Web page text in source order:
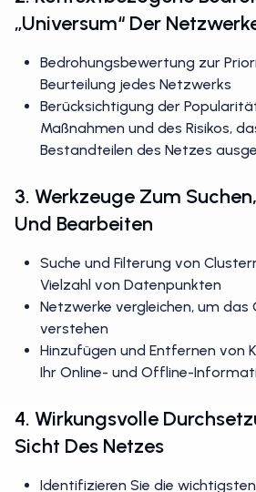
„Universum“ Der
Bedrohungsbewertung zur
Beurteilung jedes Netzwerks
Berücksichtigung der
Maßnahmen und des Risikos,
Bestandteilen des Netzes
3. Werkzeuge Zum
Und Bearbeiten
Suche und Filterung von
Vielzahl von Datenpunkten
Netzwerke vergleichen, um das
verstehen
Hinzufügen und Entfernen von
Ihr Online- und Offline-
4. Wirkungsvolle
Sicht Des Netzes
Identifizieren Sie die